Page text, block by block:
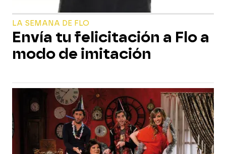
LA SEMANA DE FLO
Envía tu felicitación a Flo a
modo de imitación